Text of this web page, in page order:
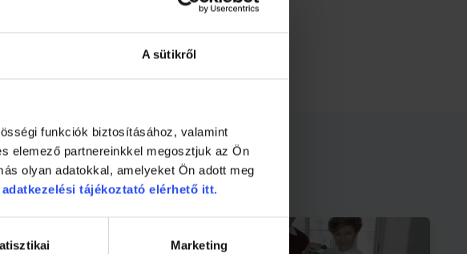
A sütikről
funkciók biztosításához, valamint
elemező partnereinkkel megosztjuk az Ön
olyan adatokkal, amelyeket Ön adott meg
adatkezelési tájékoztató elérhető itt.
Marketing